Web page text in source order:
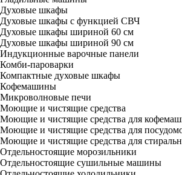
Духовые шкафы
Духовые шкафы с функцией СВЧ
Духовые шкафы шириной 60 см
Духовые шкафы шириной 90 см
Индукционные варочные панели
Комби-пароварки
Компактные духовые шкафы
Кофемашины
Микроволновые печи
Моющие и чистящие средства
Моющие и чистящие средства для
Моющие и чистящие средства для
Моющие и чистящие средства для
Отдельностоящие морозильники
Отдельностоящие сушильные машины